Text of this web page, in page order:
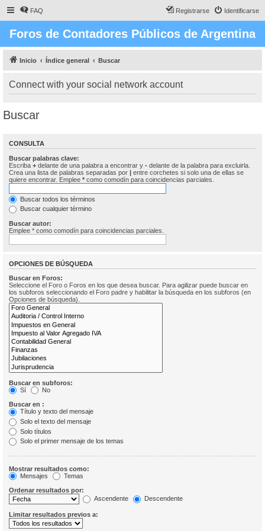
FAQ Identificarse
Registrarse
Foros de Contadores Públicos de Argentina
Inicio Índice general Buscar
Connect with your social network account
Buscar
CONSULTA
Buscar palabras clave:
Escriba + delante de una palabra a encontrar y - delante de la palabra para excluirla.
Crea una lista de palabras separadas por | entre corchetes si solo una de ellas se
quiere encontrar. Emplee * como comodín para coincidencias parciales.
Buscar todos los términos
Buscar cualquier término
Buscar autor:
Emplee * como comodín para coincidencias parciales.
OPCIONES DE BÚSQUEDA
Buscar en Foros:
Seleccione el Foro o Foros en los que desea buscar. Para agilizar puede buscar en
los subforos seleccionando el Foro padre y habilitar la búsqueda en los subforos (en
Opciones de búsqueda).
Buscar en subforos:
Sí
No
Buscar en :
Título y texto del mensaje
Solo el texto del mensaje
Solo títulos
Solo el primer mensaje de los temas
Mostrar resultados como:
Mensajes
Temas
Ordenar resultados por:
Ascendente
Descendente
Limitar resultados previos a: